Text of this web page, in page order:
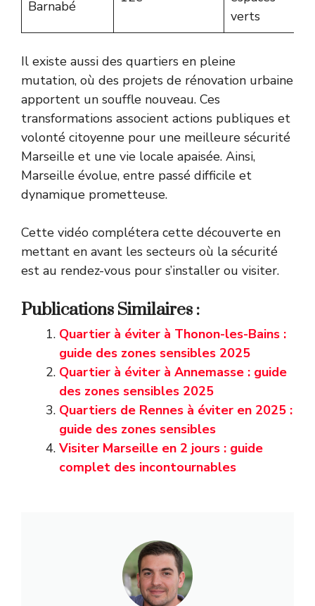
Barnabé
verts
Il existe aussi des quartiers en pleine
mutation, où des projets de rénovation urbaine
apportent un souffle nouveau. Ces
transformations associent actions publiques et
volonté citoyenne pour une meilleure sécurité
Marseille et une vie locale apaisée. Ainsi,
Marseille évolue, entre passé difficile et
dynamique prometteuse.
Cette vidéo complétera cette découverte en
mettant en avant les secteurs où la sécurité
est au rendez-vous pour s’installer ou visiter.
Publications Similaires :
Quartier à éviter à Thonon-les-Bains :
guide des zones sensibles 2025
Quartier à éviter à Annemasse : guide
des zones sensibles 2025
Quartiers de Rennes à éviter en 2025 :
guide des zones sensibles
Visiter Marseille en 2 jours : guide
complet des incontournables